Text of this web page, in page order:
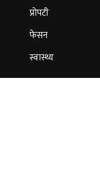
प्रोपटी
फेसन
स्वास्थ्य